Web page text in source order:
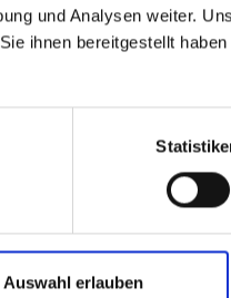
und Analysen weiter.
ihnen bereitgestellt
Auswahl erlauben